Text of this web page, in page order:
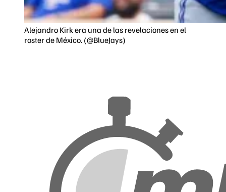
Alejandro Kirk era una de las revelaciones en el
roster de México. (@BlueJays)